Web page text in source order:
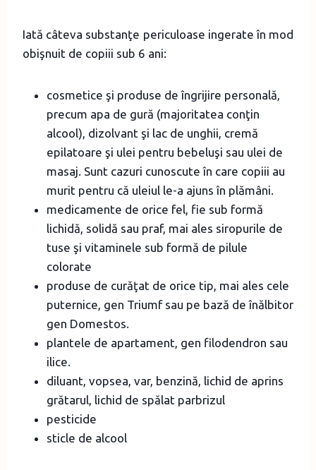
Iată câteva substanţe periculoase ingerate în mod
obişnuit de copiii sub 6 ani:
cosmetice şi produse de îngrijire personală,
precum apa de gură (majoritatea conţin
alcool), dizolvant şi lac de unghii, cremă
epilatoare şi ulei pentru bebeluşi sau ulei de
masaj. Sunt cazuri cunoscute în care copiii au
murit pentru că uleiul le-a ajuns în plămâni.
medicamente de orice fel, fie sub formă
lichidă, solidă sau praf, mai ales siropurile de
tuse şi vitaminele sub formă de pilule
colorate
produse de curăţat de orice tip, mai ales cele
puternice, gen Triumf sau pe bază de înălbitor
gen Domestos.
plantele de apartament, gen filodendron sau
ilice.
diluant, vopsea, var, benzină, lichid de aprins
grătarul, lichid de spălat parbrizul
pesticide
sticle de alcool